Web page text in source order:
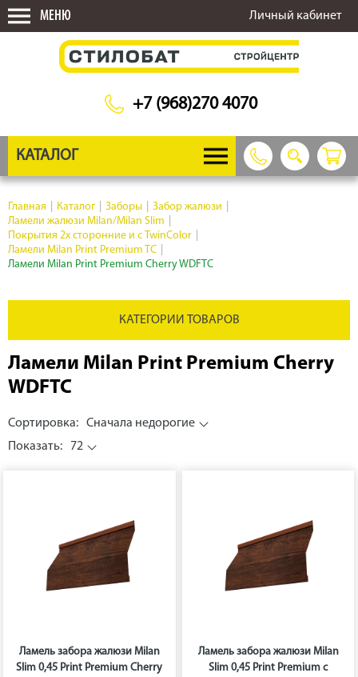
МЕНЮ Личный кабинет
+7 (968)270 4070
КАТАЛОГ
Главная Каталог Заборы Забор жалюзи
Ламели жалюзи Milan/Milan Slim
Покрытия 2х сторонние и с TwinColor
Ламели Milan Print Premium TC
Ламели Milan Print Premium Cherry WDFTC
КАТЕГОРИИ ТОВАРОВ
Ламели Milan Print Premium Cherry
WDFTC
Сортировка:
Сначала недорогие
Показать:
72
Ламель забора жалюзи Milan
Slim 0,45 Print Premium Cherry
Ламель забора жалюзи Milan
Slim 0,45 Print Premium с